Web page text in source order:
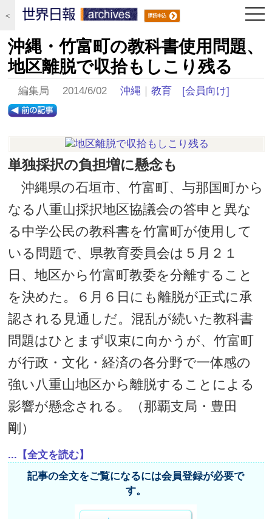
＜
沖縄・竹富町の教科書使用問題、
地区離脱で収拾もしこり残る
編集局 2014/6/02沖縄 ｜教育 [会員向け]
単独採択の負担増に懸念も
沖縄県の石垣市、竹富町、与那国町から
なる八重山採択地区協議会の答申と異な
る中学公民の教科書を竹富町が使用して
いる問題で、県教育委員会は５月２１
日、地区から竹富町教委を分離すること
を決めた。６月６日にも離脱が正式に承
認される見通しだ。混乱が続いた教科書
問題はひとまず収束に向かうが、竹富町
が行政・文化・経済の各分野で一体感の
強い八重山地区から離脱することによる
影響が懸念される。（那覇支局・豊田
剛）
...【全文を読む】
記事の全文をご覧になるには会員登録が必要で
す。